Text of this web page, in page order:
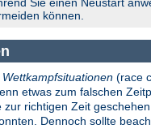
können.
Wettkampfsituationen (race
etwas zum falschen
richtigen Zeit
Dennoch sollte